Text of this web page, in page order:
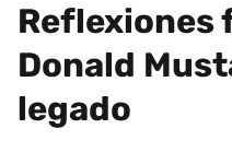
Reflexiones
Donald
legado